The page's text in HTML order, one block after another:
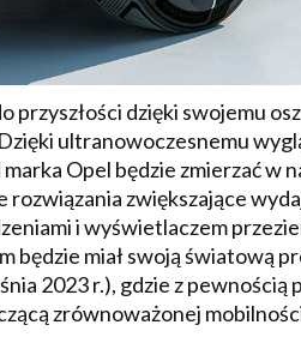
przyszłości dzięki swojemu
ultranowoczesnemu
Opel będzie zmierzać w
zwiększające
i wyświetlaczem
będzie miał swoją światową
2023 r.), gdzie z pewnością
zrównoważonej